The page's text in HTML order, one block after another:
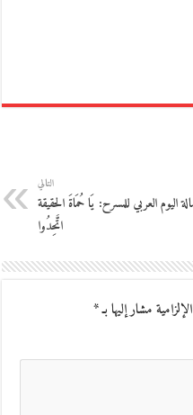
التالي
اليوم العربي للمسرح: يَا حُمَاةَ الحقيقة
اتَّحِدُوا
مشار إليها بـ*